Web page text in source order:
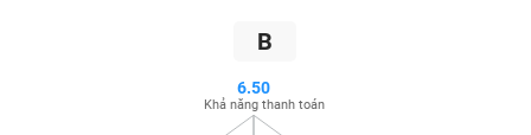
B
6.50
Khả năng thanh toán